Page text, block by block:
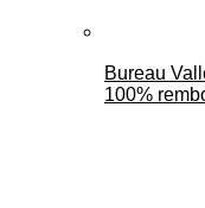
Bureau
100%